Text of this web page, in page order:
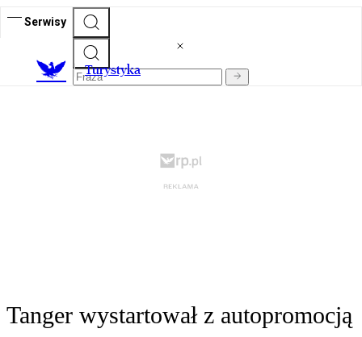
Serwisy
Turystyka
Tanger wystartował z autopromocją